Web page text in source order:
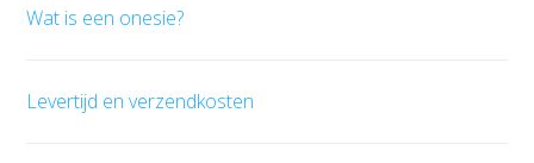
Wat is een onesie?
Levertijd en verzendkosten